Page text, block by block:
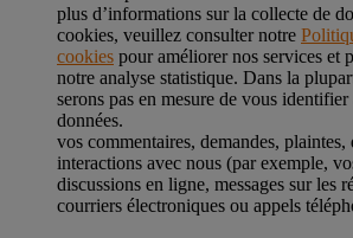
plus d’informations sur la collecte de
cookies, veuillez consulter notre
cookies pour améliorer nos services et
notre analyse statistique. Dans la
serons pas en mesure de vous
données.
vos commentaires, demandes, plaintes,
interactions avec nous (par exemple,
discussions en ligne, messages sur les
courriers électroniques ou appels